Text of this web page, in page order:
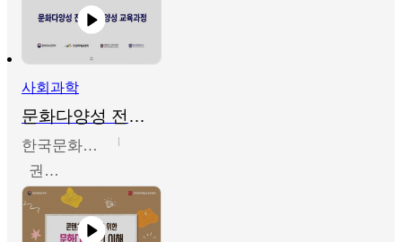
사회과학
문화다양성 전문인력 양성 기본과정 - 문화다양성의 이해
한국문화예술교육진흥원
권숙인 외 8명